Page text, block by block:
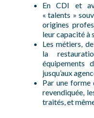
En CDI et
« talents »
origines
leur capacité à
Les métiers,
la
équipements
jusqu’aux
Par une forme
revendiquée,
traités, et